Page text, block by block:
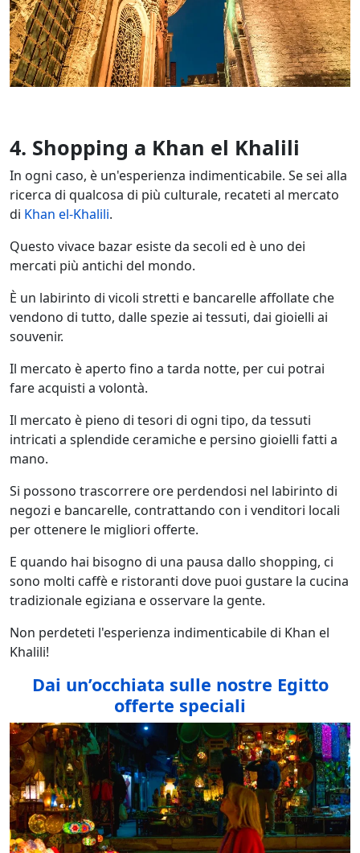
4. Shopping a Khan el Khalili
In ogni caso, è un'esperienza indimenticabile. Se sei alla
ricerca di qualcosa di più culturale, recateti al mercato
di Khan el-Khalili.
Questo vivace bazar esiste da secoli ed è uno dei
mercati più antichi del mondo.
È un labirinto di vicoli stretti e bancarelle affollate che
vendono di tutto, dalle spezie ai tessuti, dai gioielli ai
souvenir.
Il mercato è aperto fino a tarda notte, per cui potrai
fare acquisti a volontà.
Il mercato è pieno di tesori di ogni tipo, da tessuti
intricati a splendide ceramiche e persino gioielli fatti a
mano.
Si possono trascorrere ore perdendosi nel labirinto di
negozi e bancarelle, contrattando con i venditori locali
per ottenere le migliori offerte.
E quando hai bisogno di una pausa dallo shopping, ci
sono molti caffè e ristoranti dove puoi gustare la cucina
tradizionale egiziana e osservare la gente.
Non perdeteti l'esperienza indimenticabile di Khan el
Khalili!
Dai un’occhiata sulle nostre Egitto
offerte speciali